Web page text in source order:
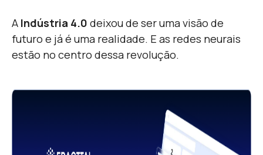
A Indústria 4.0 deixou de ser uma visão de
futuro e já é uma realidade. E as redes neurais
estão no centro dessa revolução.